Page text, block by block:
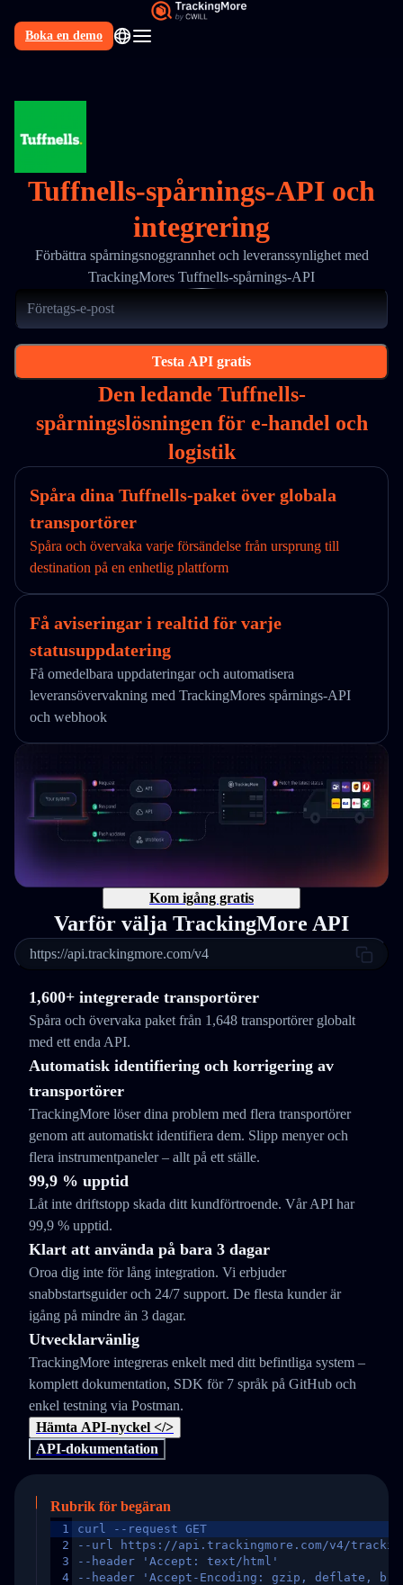
Boka en demo
Tuffnells-spårnings-API och
integrering
Förbättra spårningsnoggrannhet och leveranssynlighet med
TrackingMores Tuffnells-spårnings-API
Testa API gratis
Den ledande Tuffnells-
spårningslösningen för e-handel och
logistik
Spåra dina Tuffnells-paket över globala
transportörer
Spåra och övervaka varje försändelse från ursprung till
destination på en enhetlig plattform
Få aviseringar i realtid för varje
statusuppdatering
Få omedelbara uppdateringar och automatisera
leveransövervakning med TrackingMores spårnings-API
och webhook
Kom igång gratis
Varför välja TrackingMore API
https://api.trackingmore.com/v4
1,600+ integrerade transportörer
Spåra och övervaka paket från 1,648 transportörer globalt
med ett enda API.
Automatisk identifiering och korrigering av
transportörer
TrackingMore löser dina problem med flera transportörer
genom att automatiskt identifiera dem. Slipp menyer och
flera instrumentpaneler – allt på ett ställe.
99,9 % upptid
Låt inte driftstopp skada ditt kundförtroende. Vår API har
99,9 % upptid.
Klart att använda på bara 3 dagar
Oroa dig inte för lång integration. Vi erbjuder
snabbstartsguider och 24/7 support. De flesta kunder är
igång på mindre än 3 dagar.
Utvecklarvänlig
TrackingMore integreras enkelt med ditt befintliga system –
komplett dokumentation, SDK för 7 språk på GitHub och
enkel testning via Postman.
Hämta API-nyckel </>
API-dokumentation
Rubrik för begäran
1
2
3
4
curl --request GET
--url https://api.trackingmore.com/v4/trackings/
--header 'Accept: text/html'
--header 'Accept-Encoding: gzip, deflate,